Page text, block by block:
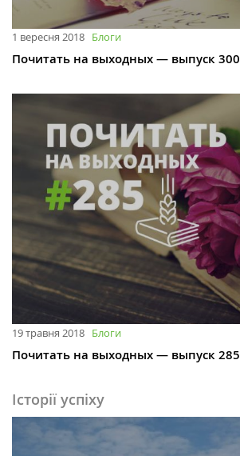
1 вересня 2018 Блоги
Почитать на выходных — выпуск 300
19 травня 2018 Блоги
Почитать на выходных — выпуск 285
Історії успіху